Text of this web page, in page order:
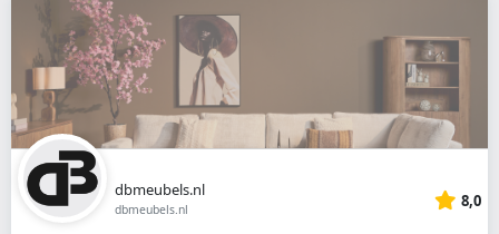
dbmeubels.nl
dbmeubels.nl 8,0